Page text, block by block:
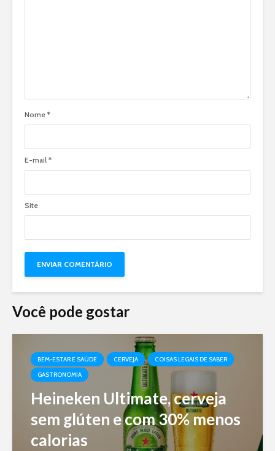
Nome *
E-mail *
Site
Você pode gostar
BEM-ESTAR E SAÚDE CERVEJA
COISAS LEGAIS DE SABER
GASTRONOMIA
Heineken Ultimate, cerveja
sem glúten e com 30% menos
calorias